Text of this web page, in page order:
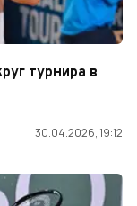
турнира в
30.04.2026, 19:12